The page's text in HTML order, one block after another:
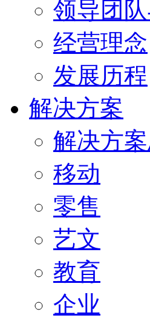
领导团
经营理念
发展历程
解决方案
解决方
移动
零售
艺文
教育
企业